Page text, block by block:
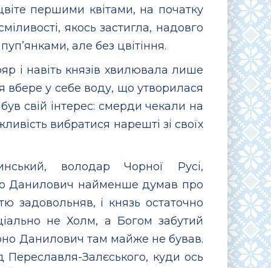
першими квітами, на початку
якось застигла, надовго
але без цвітіння.
і навіть князів хвилювала лише
вбере у себе воду, що утворилася
свій інтерес: смерди чекали на
вибратися нарешті зі своїх
володар Чорної Русі,
Данилович найменше думав про
задовольняв, і князь остаточно
не Холм, а Богом забутий
Данилович там майже не бував.
Залєського, куди ось